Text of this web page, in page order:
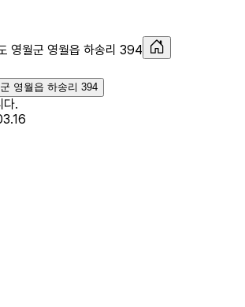
영월군 영월읍 하송리 394
영월읍 하송리 394
다.